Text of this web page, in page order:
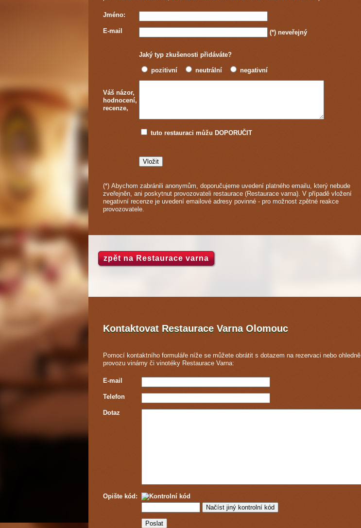
Jméno:
E-mail (*) neveřejný
Jaký typ zkušenosti přidáváte?
pozitivní neutrální negativní
Váš názor,
hodnocení,
recenze,
tuto restauraci můžu DOPORUČIT
(*) Abychom zabránili anonymům, doporučujeme uvedení platného emailu, který nebude
zveřejněn, ani poskytnut provozovateli restaurace (Restaurace varna). V případě vložení
negativní recenze je uvedení emailové adresy povinné - pro možnost zpětné reakce
provozovatele.
zpět na Restaurace varna
Kontaktovat Restaurace Varna Olomouc
Pomocí kontaktního formuláře níže se můžete obrátit s dotazem na rezervaci nebo ohledně
provozu vinárny či vinotéky Restaurace Varna:
E-mail
Telefon
Dotaz
Opište kód: